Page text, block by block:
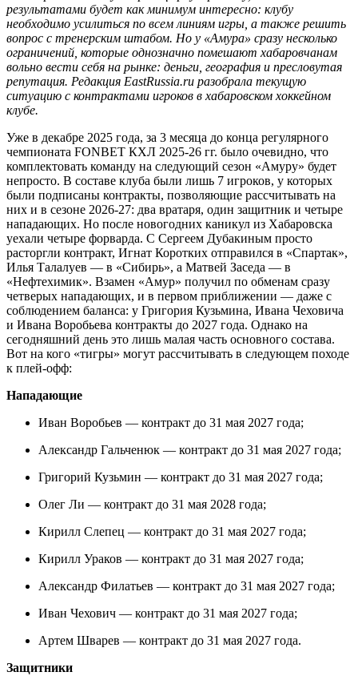
результатами будет как минимум интересно: клубу
необходимо усилиться по всем линиям игры, а также решить
вопрос с тренерским штабом. Но у «Амура» сразу несколько
ограничений, которые однозначно помешают хабаровчанам
вольно вести себя на рынке: деньги, география и пресловутая
репутация. Редакция EastRussia.ru разобрала текущую
ситуацию с контрактами игроков в хабаровском хоккейном
клубе.
Уже в декабре 2025 года, за 3 месяца до конца регулярного
чемпионата FONBET КХЛ 2025-26 гг. было очевидно, что
комплектовать команду на следующий сезон «Амуру» будет
непросто. В составе клуба были лишь 7 игроков, у которых
были подписаны контракты, позволяющие рассчитывать на
них и в сезоне 2026-27: два вратаря, один защитник и четыре
нападающих. Но после новогодних каникул из Хабаровска
уехали четыре форварда. С Сергеем Дубакиным просто
расторгли контракт, Игнат Коротких отправился в «Спартак»,
Илья Талалуев — в «Сибирь», а Матвей Заседа — в
«Нефтехимик». Взамен «Амур» получил по обменам сразу
четверых нападающих, и в первом приближении — даже с
соблюдением баланса: у Григория Кузьмина, Ивана Чеховича
и Ивана Воробьева контракты до 2027 года. Однако на
сегодняшний день это лишь малая часть основного состава.
Вот на кого «тигры» могут рассчитывать в следующем походе
к плей-офф:
Нападающие
Иван Воробьев — контракт до 31 мая 2027 года;
Александр Гальченюк — контракт до 31 мая 2027 года;
Григорий Кузьмин — контракт до 31 мая 2027 года;
Олег Ли — контракт до 31 мая 2028 года;
Кирилл Слепец — контракт до 31 мая 2027 года;
Кирилл Ураков — контракт до 31 мая 2027 года;
Александр Филатьев — контракт до 31 мая 2027 года;
Иван Чехович — контракт до 31 мая 2027 года;
Артем Шварев — контракт до 31 мая 2027 года.
Защитники